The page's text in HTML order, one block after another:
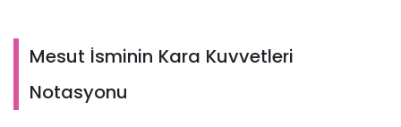
Mesut İsminin Kara Kuvvetleri
Notasyonu